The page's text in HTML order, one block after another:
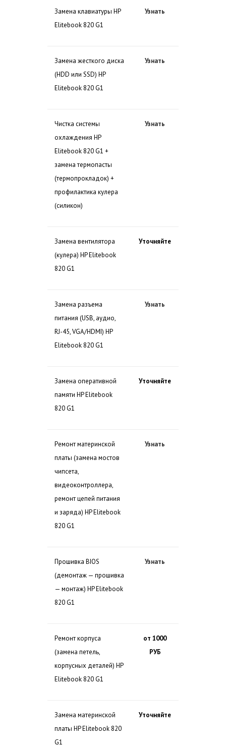
Замена клавиатуры HP
Elitebook 820 G1
Узнать
Замена жесткого диска
(HDD или SSD) HP
Elitebook 820 G1
Узнать
Чистка системы
охлаждения HP
Elitebook 820 G1 +
замена термопасты
(термопрокладок) +
профилактика кулера
(силикон)
Узнать
Замена вентилятора
(кулера) HP Elitebook
820 G1
Уточняйте
Замена разъема
питания (USB, аудио,
RJ-45, VGA/HDMI) HP
Elitebook 820 G1
Узнать
Замена оперативной
памяти HP Elitebook
820 G1
Уточняйте
Ремонт материнской
платы (замена мостов
чипсета,
видеоконтроллера,
ремонт цепей питания
и заряда) HP Elitebook
820 G1
Узнать
Прошивка BIOS
(демонтаж — прошивка
— монтаж) HP Elitebook
820 G1
Узнать
Ремонт корпуса
(замена петель,
корпусных деталей) HP
Elitebook 820 G1
от 1000
РУБ
Замена материнской
платы HP Elitebook 820
G1
Уточняйте